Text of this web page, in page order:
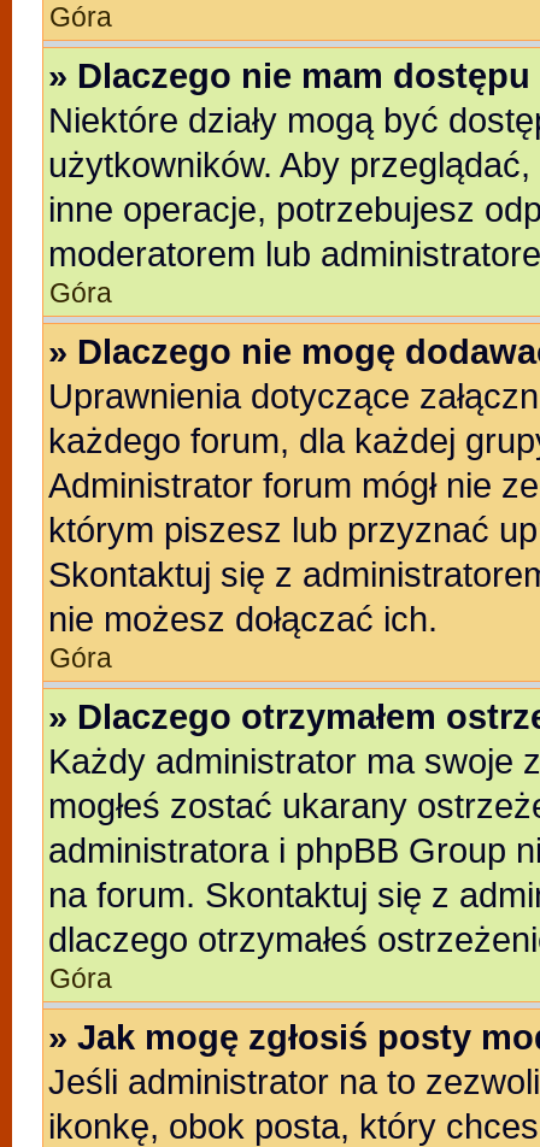
Góra
» Dlaczego nie mam dostępu
Niektóre działy mogą być
użytkowników. Aby
inne operacje, potrzebujesz
moderatorem lub
Góra
» Dlaczego nie mogę
Uprawnienia dotyczące
każdego forum, dla każdej
Administrator forum mógł nie
którym piszesz lub przyznać
Skontaktuj się z
nie możesz dołączać ich.
Góra
» Dlaczego otrzymałem
Każdy administrator ma swoje
mogłeś zostać ukarany
administratora i phpBB Group
na forum. Skontaktuj się z
dlaczego otrzymałeś
Góra
» Jak mogę zgłosiś posty
Jeśli administrator na to
ikonkę, obok posta, który